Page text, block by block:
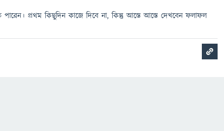
প্রথম কিছুদিন কাজে দিবে না, কিন্তু আস্তে আস্তে দেখবেন ফলাফল